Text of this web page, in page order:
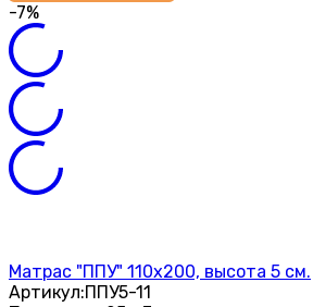
-7%
Матрас "ППУ" 110х200, высота 5 см.
Артикул:ППУ5-11